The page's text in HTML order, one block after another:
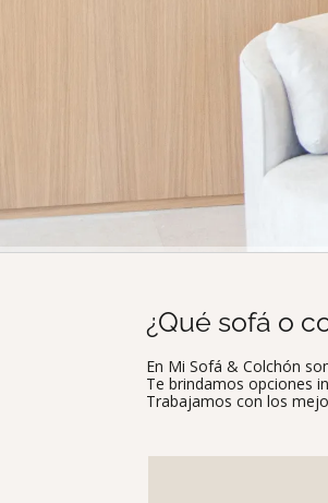
¿Qué sofá o
En Mi Sofá & Colchón
Te brindamos opciones
Trabajamos con los